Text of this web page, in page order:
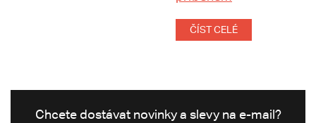
ČÍST CELÉ
Chcete dostávat novinky a slevy na e-mail?